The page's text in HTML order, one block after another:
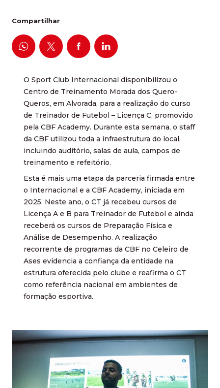
Compartilhar
O Sport Club Internacional disponibilizou o
Centro de Treinamento Morada dos Quero-
Queros, em Alvorada, para a realização do curso
de Treinador de Futebol – Licença C, promovido
pela CBF Academy. Durante esta semana, o staff
da CBF utilizou toda a infraestrutura do local,
incluindo auditório, salas de aula, campos de
treinamento e refeitório.
Esta é mais uma etapa da parceria firmada entre
o Internacional e a CBF Academy, iniciada em
2025. Neste ano, o CT já recebeu cursos de
Licença A e B para Treinador de Futebol e ainda
receberá os cursos de Preparação Física e
Análise de Desempenho. A realização
recorrente de programas da CBF no Celeiro de
Ases evidencia a confiança da entidade na
estrutura oferecida pelo clube e reafirma o CT
como referência nacional em ambientes de
formação esportiva.